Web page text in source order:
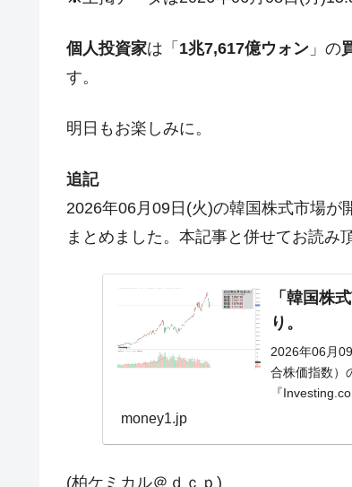
個人投資家は「 1兆7,617億ウォン 」の
す。
明日もお楽しみに。
追記
2026年06月09日(火)の韓国株式市場が
まとめました。本記事と併せてお読み
「韓国株
り。
2026年06月
合株価指数）
『
money1.jp
(柏ケミカル＠ｄｃｐ)